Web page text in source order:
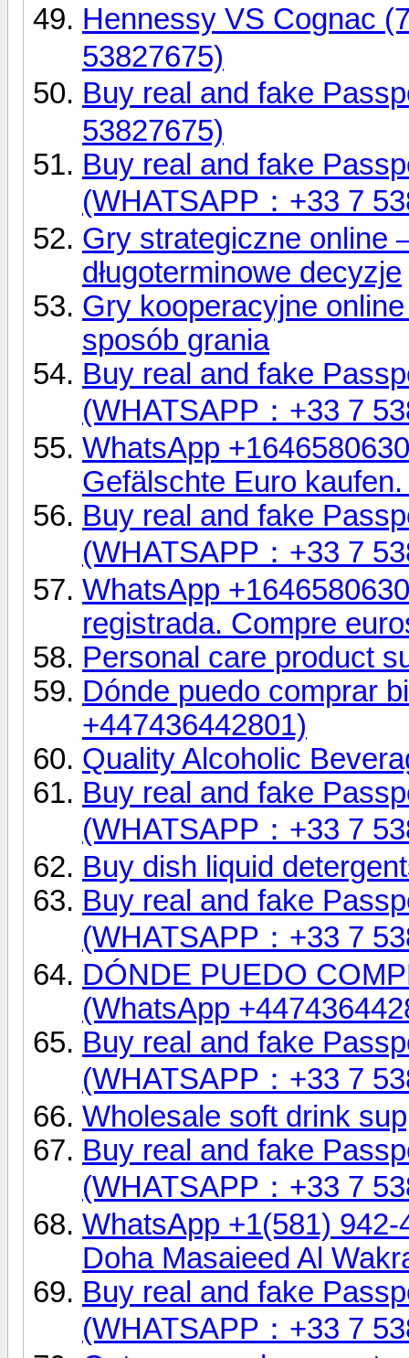
Hennessy VS Cognac
53827675)
Buy real and fake
53827675)
Buy real and fake
(WHATSAPP：+33 7
Gry strategiczne online
długoterminowe decyzje
Gry kooperacyjne
sposób grania
Buy real and fake
(WHATSAPP：+33 7
WhatsApp
Gefälschte Euro
Buy real and fake
(WHATSAPP：+33 7
WhatsApp
registrada. Compre
Personal care product
Dónde puedo comprar
+447436442801)
Quality Alcoholic
Buy real and fake
(WHATSAPP：+33 7
Buy dish liquid
Buy real and fake
(WHATSAPP：+33 7
DÓNDE PUEDO
(WhatsApp
Buy real and fake
(WHATSAPP：+33 7
Wholesale soft drink
Buy real and fake
(WHATSAPP：+33 7
WhatsApp +1(581)
Doha Masaieed Al
Buy real and fake
(WHATSAPP：+33 7